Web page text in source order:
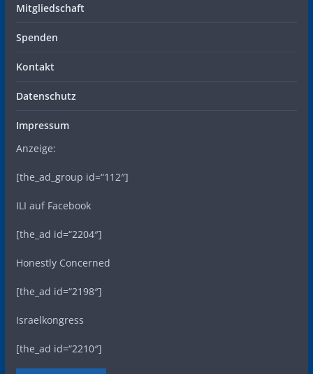
Mitgliedschaft
Spenden
Kontakt
Datenschutz
Impressum
Anzeige:
[the_ad_group id=“112″]
ILI auf Facebook
[the_ad id=“2204″]
Honestly Concerned
[the_ad id=“2198″]
Israelkongress
[the_ad id=“2210″]